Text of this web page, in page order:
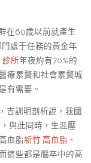
在60歲以前就產生
處于任務的黃金年
診所年夜約有70%的
療累贅和社會累贅城
有需要。
吉訓明剖析說，我國
與此同時，生涯壓
血脂新竹 高血脂 、
這些都是腦卒中的高